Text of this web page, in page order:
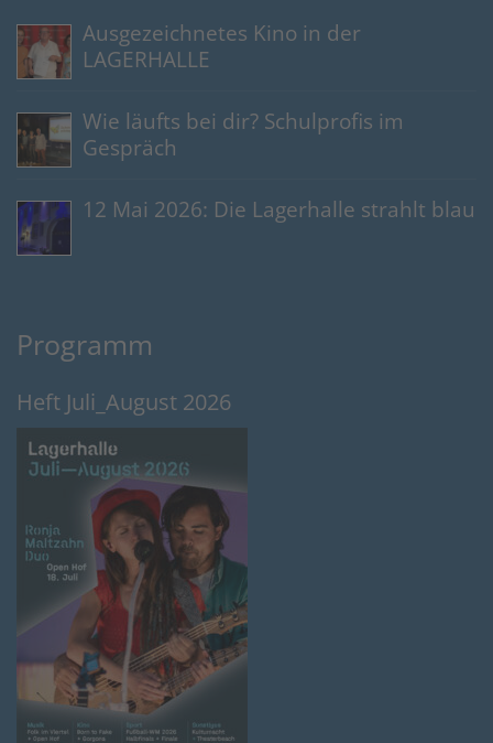
Ausgezeichnetes Kino in der
LAGERHALLE
Wie läufts bei dir? Schulprofis im
Gespräch
12 Mai 2026: Die Lagerhalle strahlt blau
Programm
Heft Juli_August 2026